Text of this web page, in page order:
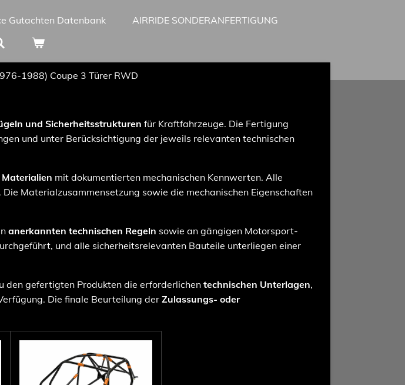
Gutachten Datenbank
AIRRIDE SONDERANFERTIGUNG
1988) Coupe 3 Türer RWD
und Sicherheitsstrukturen für Kraftfahrzeuge. Die Fertigung
und unter Berücksichtigung der jeweils relevanten technischen
mit dokumentierten mechanischen Kennwerten. Alle
. Die Materialzusammensetzung sowie die mechanischen Eigenschaften
anerkannten technischen Regeln sowie an gängigen Motorsport-
und alle sicherheitsrelevanten Bauteile unterliegen einer
den gefertigten Produkten die erforderlichen technischen Unterlagen,
Die finale Beurteilung der Zulassungs- oder